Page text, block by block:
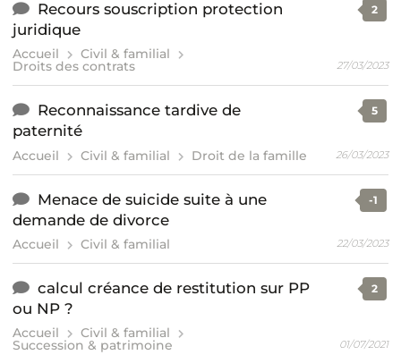
Recours souscription protection
juridique
Accueil Civil & familial
Droits des contrats
2
27/03/2023
Reconnaissance tardive de
paternité
Accueil Civil & familial Droit de la famille
5
26/03/2023
Menace de suicide suite à une
demande de divorce
Accueil Civil & familial
-1
22/03/2023
calcul créance de restitution sur PP
ou NP ?
Accueil Civil & familial
Succession & patrimoine
2
01/07/2021